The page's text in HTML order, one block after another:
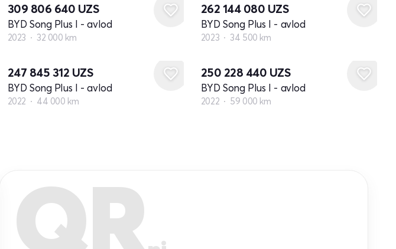
309 806 640 UZS
BYD Song Plus I - avlod
2023 32 000 km
262 144 080 UZS
BYD Song Plus I - avlod
2023 34 500 km
247 845 312 UZS
BYD Song Plus I - avlod
2022 44 000 km
250 228 440 UZS
BYD Song Plus I - avlod
2022 59 000 km
QR